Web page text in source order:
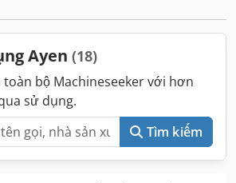
, công suất:4,4 kW (5,98 mã lực),
Ayen (18)
toàn bộ Machineseeker với hơn
sử dụng.
Tìm kiếm